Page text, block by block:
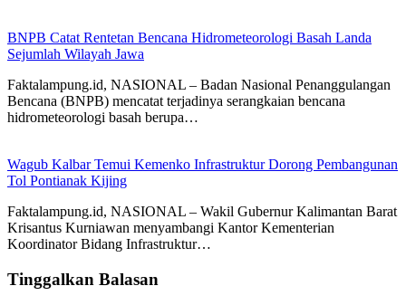
BNPB Catat Rentetan Bencana Hidrometeorologi Basah Landa
Sejumlah Wilayah Jawa
Faktalampung.id, NASIONAL – Badan Nasional Penanggulangan
Bencana (BNPB) mencatat terjadinya serangkaian bencana
hidrometeorologi basah berupa…
Wagub Kalbar Temui Kemenko Infrastruktur Dorong Pembangunan
Tol Pontianak Kijing
Faktalampung.id, NASIONAL – Wakil Gubernur Kalimantan Barat
Krisantus Kurniawan menyambangi Kantor Kementerian
Koordinator Bidang Infrastruktur…
Tinggalkan Balasan